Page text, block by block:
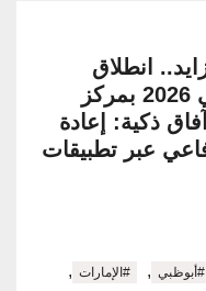
انطلاق
فعاليات مؤتمر الدفاع الدولي 2026 بمركز
ذكية: إعادة
عبر تطبيقات
#أبوظبي , #الإمارات ,